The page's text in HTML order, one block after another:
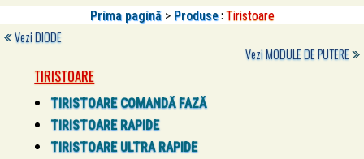
Prima pagină> Produse: Tiristoare
VeziDIODE
VeziMODULE DE PUTERE
TIRISTOARE
TIRISTOARE COMANDĂ FAZĂ
TIRISTOARE RAPIDE
TIRISTOARE ULTRA RAPIDE